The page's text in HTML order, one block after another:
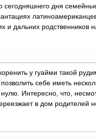
сегодняшнего дня
и дальних родственников
у гуайми такой
себе иметь
Интересно, что,
в дом родителей